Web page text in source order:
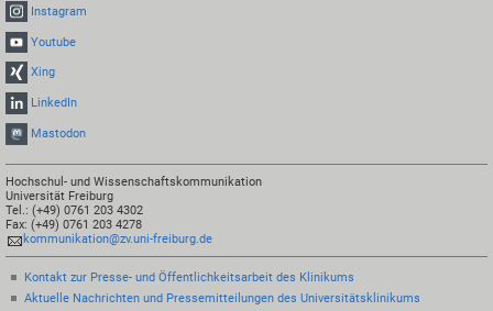
Instagram
Youtube
Xing
LinkedIn
Mastodon
Hochschul- und Wissenschaftskommunikation
Universität Freiburg
Tel.: (+49) 0761 203 4302
Fax: (+49) 0761 203 4278
kommunikation@zv.uni-freiburg.de
Kontakt zur Presse- und Öffentlichkeitsarbeit des Klinikums
Aktuelle Nachrichten und Pressemitteilungen des Universitätsklinikums